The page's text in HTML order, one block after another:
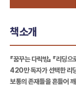
책소개
『꿈꾸는 다락방』 『리딩으
420만 독자가 선택한 리
보통의 존재들을 흔들어